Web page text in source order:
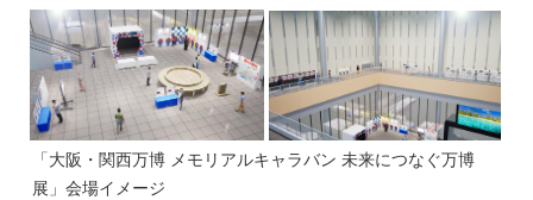
「大阪・関西万博 メモリアルキャラバン 未来につなぐ万博
展」会場イメージ